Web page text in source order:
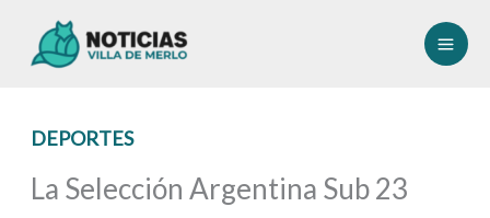
DEPORTES
La Selección Argentina Sub 23